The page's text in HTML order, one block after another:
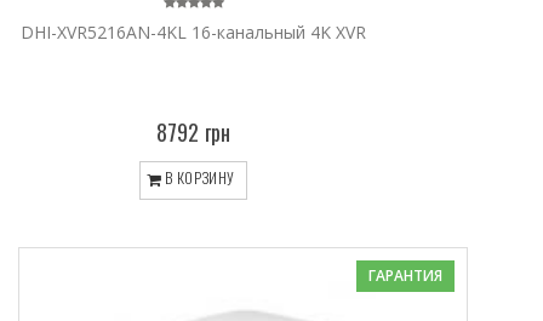
DHI-XVR5216AN-4KL 16-канальный 4K XVR
8792 грн
В КОРЗИНУ
ГАРАНТИЯ